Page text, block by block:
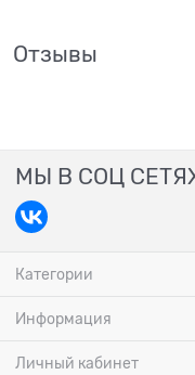
Отзывы
МЫ В СОЦ
Категории
Информация
Личный кабинет